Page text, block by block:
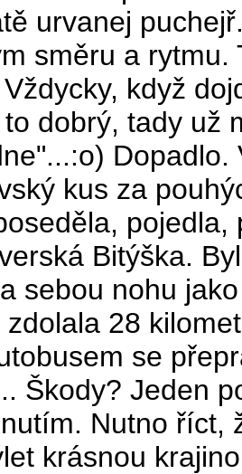
urvanej
směru a
když
dobrý, tady už
kus za
pojedla,
Bitýška.
sebou nohu
28
se
Škody? Jeden
Nutno říct,
krásnou